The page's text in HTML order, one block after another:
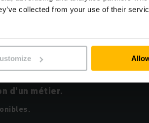
collected from your use of their
d'un métier.